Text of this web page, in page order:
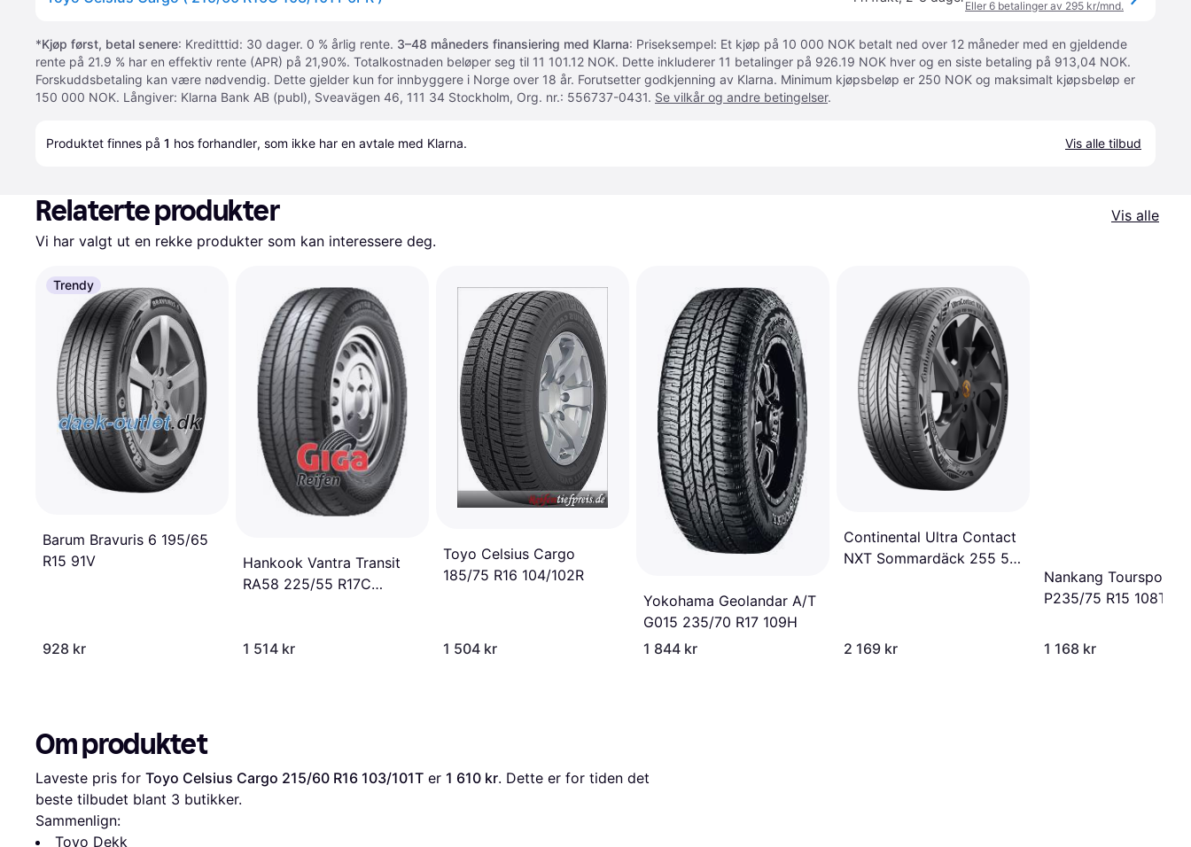
Eller 6 betalinger av 295 kr/mnd.
*Kjøp først, betal senere: Kreditttid: 30 dager. 0 % årlig rente. 3–48 måneders finansiering med Klarna: Priseksempel: Et kjøp på 10 000 NOK betalt ned over 12 måneder med en gjeldende
rente på 21.9 % har en effektiv rente (APR) på 21,90%. Totalkostnaden beløper seg til 11 101.12 NOK. Dette inkluderer 11 betalinger på 926.19 NOK hver og en siste betaling på 913,04 NOK.
Forskuddsbetaling kan være nødvendig. Dette gjelder kun for innbyggere i Norge over 18 år. Forutsetter godkjenning av Klarna. Minimum kjøpsbeløp er 250 NOK og maksimalt kjøpsbeløp er
150 000 NOK. Långiver: Klarna Bank AB (publ), Sveavägen 46, 111 34 Stockholm, Org. nr.: 556737-0431. Se vilkår og andre betingelser.
Produktet finnes på 1 hos forhandler, som ikke har en avtale med Klarna. Vis alle tilbud
Relaterte produkter
Vis alle
Vi har valgt ut en rekke produkter som kan interessere deg.
Trendy
Barum Bravuris 6 195/65
R15 91V
928 kr
Hankook Vantra Transit
RA58 225/55 R17C
1 514 kr
Toyo Celsius Cargo
185/75 R16 104/102R
1 504 kr
Yokohama Geolandar A/T
G015 235/70 R17 109H
1 844 kr
Continental Ultra Contact
NXT Sommardäck 255 50
2 169 kr
Nankang Toursport
P235/75 R15 108T XL
1 168 kr
Om produktet
Laveste pris for Toyo Celsius Cargo 215/60 R16 103/101T er 1 610 kr. Dette er for tiden det
beste tilbudet blant 3 butikker.
Sammenlign:
Toyo Dekk